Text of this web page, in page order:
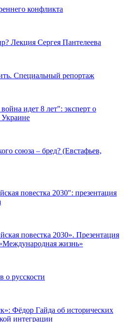
конфликта
Лекция Сергея Пантелеева
Специальный репортаж
идет 8 лет": эксперт о
Украине
союза – бред? (Евстафьев,
повестка 2030": презентация
повестка 2030». Презентация
жизнь»
о русскости
Фёдор Гайда об исторических
интеграции